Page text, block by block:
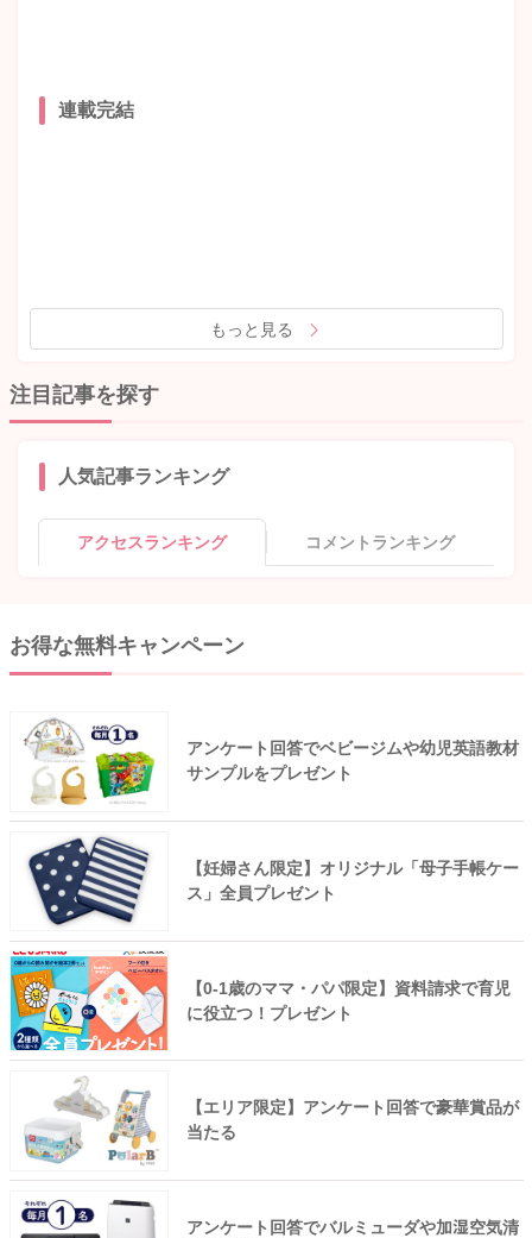
連載完結
もっと見る
注目記事を探す
人気記事ランキング
アクセスランキング コメントランキング
お得な無料キャンペーン
アンケート回答でベビージムや幼児英語教材
サンプルをプレゼント
【妊婦さん限定】オリジナル「母子手帳ケー
ス」全員プレゼント
【0-1歳のママ・パパ限定】資料請求で育児
に役立つ！プレゼント
【エリア限定】アンケート回答で豪華賞品が
当たる
アンケート回答でバルミューダや加湿空気清